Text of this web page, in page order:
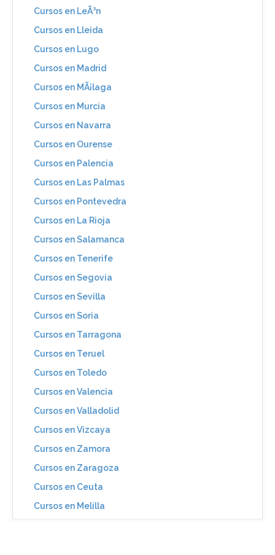
Cursos en LeÃ³n
Cursos en Lleida
Cursos en Lugo
Cursos en Madrid
Cursos en MÃ¡laga
Cursos en Murcia
Cursos en Navarra
Cursos en Ourense
Cursos en Palencia
Cursos en Las Palmas
Cursos en Pontevedra
Cursos en La Rioja
Cursos en Salamanca
Cursos en Tenerife
Cursos en Segovia
Cursos en Sevilla
Cursos en Soria
Cursos en Tarragona
Cursos en Teruel
Cursos en Toledo
Cursos en Valencia
Cursos en Valladolid
Cursos en Vizcaya
Cursos en Zamora
Cursos en Zaragoza
Cursos en Ceuta
Cursos en Melilla